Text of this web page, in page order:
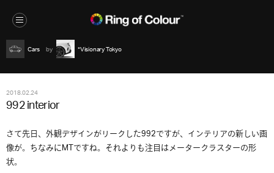
Cars *Visionary Tokyo
2018.02.24
992 interior
さて先日、外観デザインがリークした992ですが、インテリアの新しい画
像が。ちなみにMTですね。それよりも注目はメータークラスターの形
状。